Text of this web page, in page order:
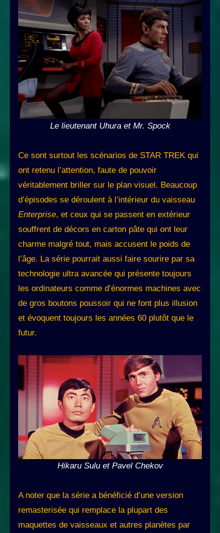
Le lieutenant Uhura et Mr. Spock
Ce sont surtout les scénarios de STAR TREK qui
ont retenu l’attention, faute de pouvoir
véritablement briller sur le plan visuel. Beaucoup
d’épisodes se déroulent à l’intérieur du vaisseau
Enterprise, et ceux qui se passent en extérieur
souffrent de décors en carton pâte qui ont leur
charme malgré tout, mais accusent le poids de
l’âge. La série pourrait aussi faire sourire par sa
technologie ultra avancée qui présente toujours
les ordinateurs comme d’énormes machines avec
de gros boutons poussoir qui ne font plus illusion
et évoquent toujours les années 60 plutôt que le
futur.
Hikaru Sulu et Pavel Chekov
A noter que la série a bénéficié d’une version
remasterisée qui remplace la plupart des
maquettes de vaisseaux et autres planètes par